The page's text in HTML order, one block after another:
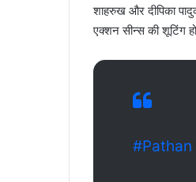
शाहरुख और दीपिका
एक्शन सीन्स की शूटिंग
#Pathan